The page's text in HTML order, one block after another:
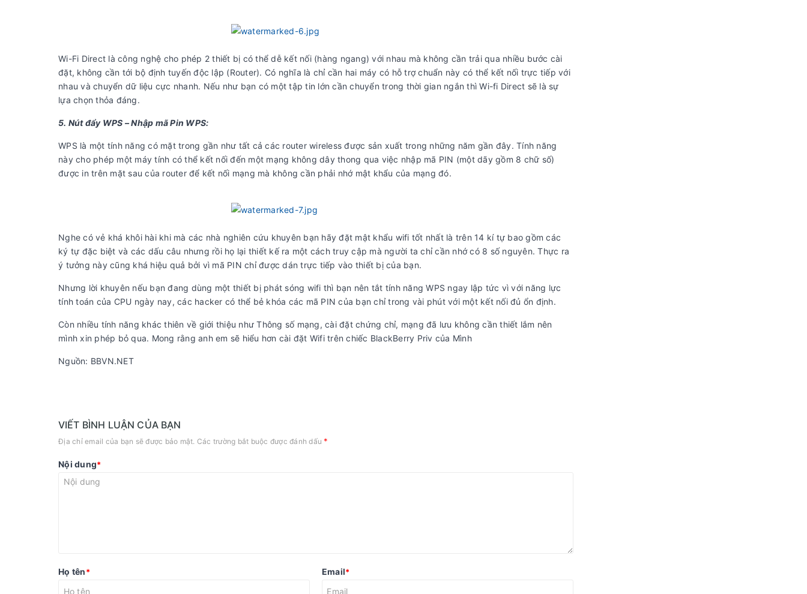
Wi-Fi Direct là công nghệ cho phép 2 thiết bị có thể dễ kết nối (hàng ngang) với nhau mà không cần trải qua nhiều bước cài
đặt, không cần tới bộ định tuyến độc lập (Router). Có nghĩa là chỉ cần hai máy có hỗ trợ chuẩn này có thể kết nối trực tiếp với
nhau và chuyển dữ liệu cực nhanh. Nếu như bạn có một tập tin lớn cần chuyển trong thời gian ngắn thì Wi-fi Direct sẽ là sự
lựa chọn thỏa đáng.
5. Nút đẩy WPS – Nhập mã Pin WPS:
WPS là một tính năng có mặt trong gần như tất cả các router wireless được sản xuất trong những năm gần đây. Tính năng
này cho phép một máy tính có thể kết nối đến một mạng không dây thong qua việc nhập mã PIN (một dãy gồm 8 chữ số)
được in trên mặt sau của router để kết nối mạng mà không cần phải nhớ mật khẩu của mạng đó.
Nghe có vẻ khá khôi hài khi mà các nhà nghiên cứu khuyên bạn hãy đặt mật khẩu wifi tốt nhất là trên 14 kí tự bao gồm các
ký tự đặc biệt và các dấu câu nhưng rồi họ lại thiết kế ra một cách truy cập mà người ta chỉ cần nhớ có 8 số nguyên. Thực ra
ý tưởng này cũng khá hiệu quả bởi vì mã PIN chỉ được dán trực tiếp vào thiết bị của bạn.
Nhưng lời khuyên nếu bạn đang dùng một thiết bị phát sóng wifi thì bạn nên tắt tính năng WPS ngay lập tức vì với năng lực
tính toán của CPU ngày nay, các hacker có thể bẻ khóa các mã PIN của bạn chỉ trong vài phút với một kết nối đủ ổn định.
Còn nhiều tính năng khác thiên về giới thiệu như Thông số mạng, cài đặt chứng chỉ, mạng đã lưu không cần thiết lắm nên
mình xin phép bỏ qua. Mong rằng anh em sẽ hiểu hơn cài đặt Wifi trên chiếc BlackBerry Priv của Mình
Nguồn: BBVN.NET
VIẾT BÌNH LUẬN CỦA BẠN
Địa chỉ email của bạn sẽ được bảo mật. Các trường bắt buộc được đánh dấu *
Nội dung*
Họ tên* Email*